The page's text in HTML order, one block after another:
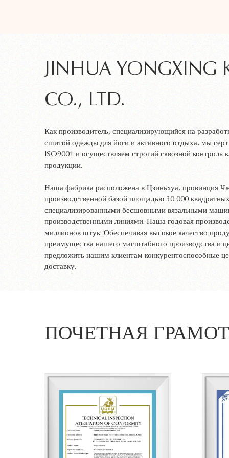
JINHUA YONGXING
CO., LTD.
Как производитель, специализирующийся на
сшитой одежды для йоги и активного отдыха, мы
ISO9001 и осуществляем строгий сквозной контроль
продукции.
Наша фабрика расположена в Цзиньхуа, провинция
производственной базой площадью 30 000
специализированными бесшовными вязальными
производственными линиями. Наша годовая
миллионов штук. Обеспечивая высокое качество
преимущества нашего масштабного производства и
предложить нашим клиентам конкурентоспособные
доставку.
ПОЧЕТНАЯ